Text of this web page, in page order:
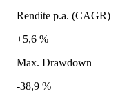
Rendite p.a. (CAGR)
+5,6 %
Max. Drawdown
-38,9 %